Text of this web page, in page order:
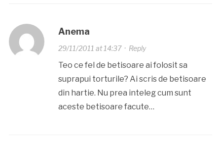
Anema
29/11/2011 at 14:37· Reply
Teo ce fel de betisoare ai folosit sa
suprapui torturile? Ai scris de betisoare
din hartie. Nu prea inteleg cum sunt
aceste betisoare facute…